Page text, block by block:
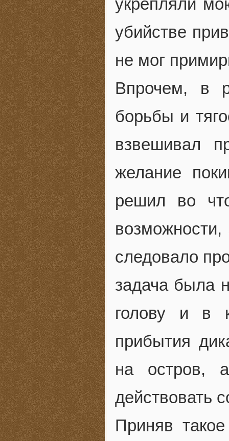
укрепляли
убийстве
не мог
Впрочем, в
борьбы и
взвешивал
желание
решил во
возможности,
следовало
задача была
голову и в
прибытия
на остров,
действовать
Приняв